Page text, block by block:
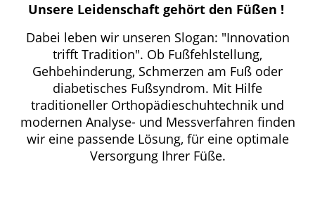
Unsere Leidenschaft gehört den Füßen !
Dabei leben wir unseren Slogan: "Innovation
trifft Tradition". Ob Fußfehlstellung,
Gehbehinderung, Schmerzen am Fuß oder
diabetisches Fußsyndrom. Mit Hilfe
traditioneller Orthopädieschuhtechnik und
modernen Analyse- und Messverfahren finden
wir eine passende Lösung, für eine optimale
Versorgung Ihrer Füße.